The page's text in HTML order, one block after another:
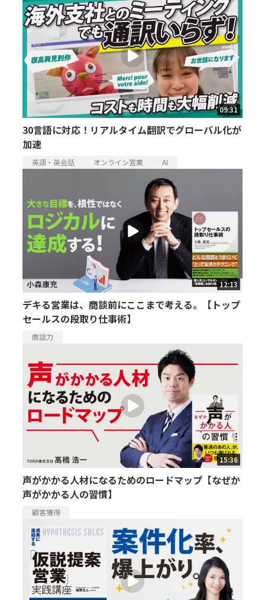
09:31
30言語に対応！リアルタイム翻訳でグローバル化が
加速
英語・英会話 オンライン営業 AI
12:13
デキる営業は、商談前にここまで考える。【トップ
セールスの段取り仕事術】
商談力
15:36
声がかかる人材になるためのロードマップ【なぜか
声がかかる人の習慣】
顧客獲得